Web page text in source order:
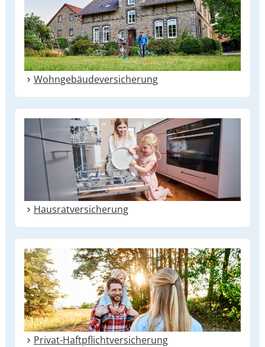
Bauherren-Haftpflichtversicherung
Weitere Dokumente
Informationsblatt zur Bauherren-
Haftpflichtversicherung
Wohn­gebäude­versicherung
Hausrat­versicherung
Privat-Haft­pflicht­versicherung